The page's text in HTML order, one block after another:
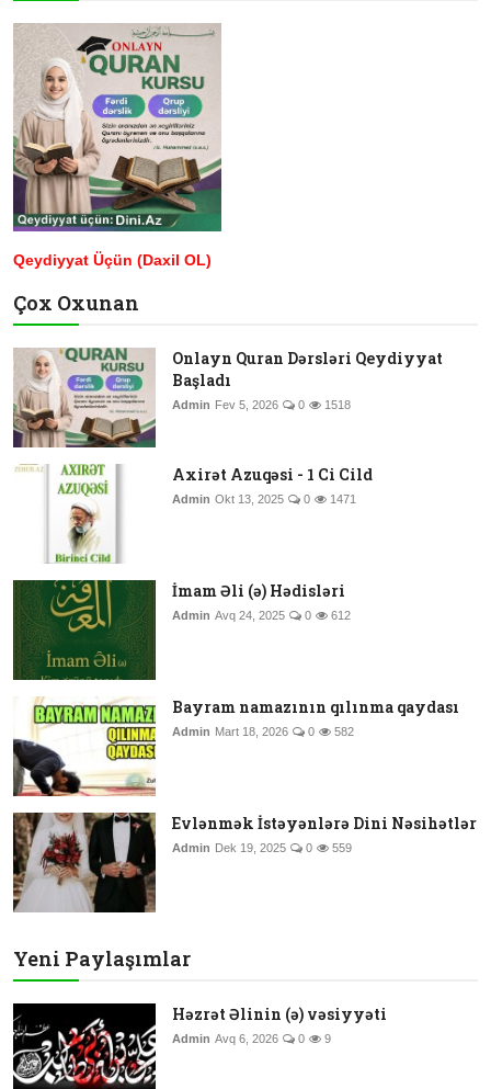
Qeydiyyat Üçün (Daxil OL)
Çox Oxunan
Onlayn Quran Dərsləri Qeydiyyat
Başladı
Admin Fev 5, 2026 0 1518
Axirət Azuqəsi - 1 Ci Cild
Admin Okt 13, 2025 0 1471
İmam Əli (ə) Hədisləri
Admin Avq 24, 2025 0 612
Bayram namazının qılınma qaydası
Admin Mart 18, 2026 0 582
Evlənmək İstəyənlərə Dini Nəsihətlər
Admin Dek 19, 2025 0 559
Yeni Paylaşımlar
Həzrət Əlinin (ə) vəsiyyəti
Admin Avq 6, 2026 0 9